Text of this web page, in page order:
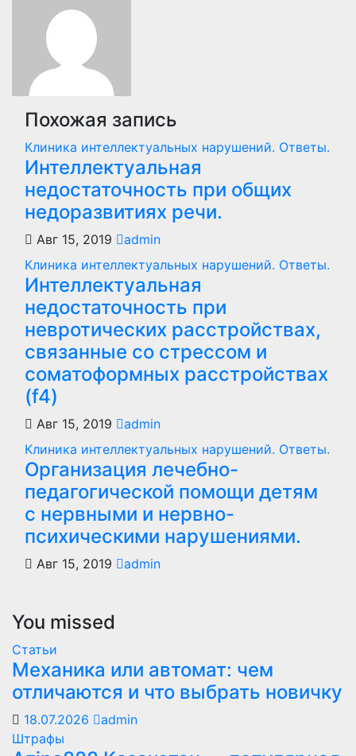
Похожая запись
Клиника интеллектуальных нарушений. Ответы.
Интеллектуальная
недостаточность при общих
недоразвитиях речи.
Авг 15, 2019
admin
Клиника интеллектуальных нарушений. Ответы.
Интеллектуальная
недостаточность при
невротических расстройствах,
связанные со стрессом и
соматоформных расстройствах
(f4)
Авг 15, 2019
admin
Клиника интеллектуальных нарушений. Ответы.
Организация лечебно-
педагогической помощи детям
с нервными и нервно-
психическими нарушениями.
Авг 15, 2019 admin
You missed
Статьи
Механика или автомат: чем
отличаются и что выбрать новичку
18.07.2026
admin
Штрафы